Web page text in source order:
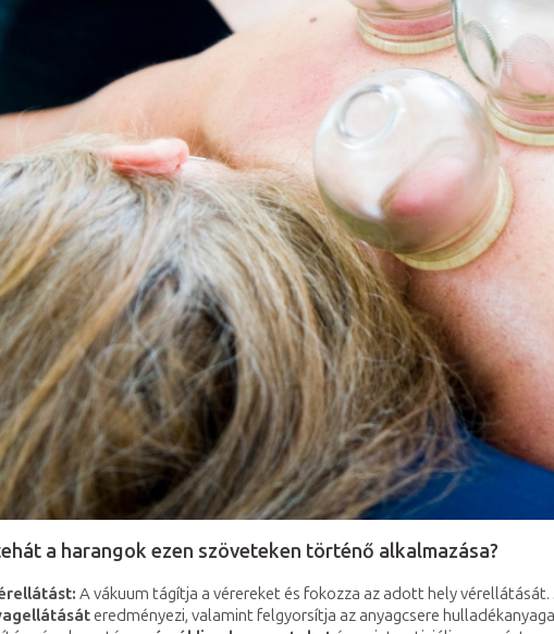
a harangok ezen szöveteken történő alkalmazása?
A vákuum tágítja a vérereket és fokozza az adott hely vérellátását.
eredményezi, valamint felgyorsítja az anyagcsere